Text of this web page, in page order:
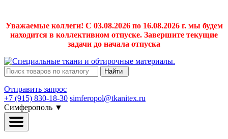
Уважаемые коллеги! С 03.08.2026 по 16.08.2026 г. мы будем
находится в коллективном отпуске. Завершите текущие
задачи до начала отпуска
Найти
Отправить запрос
+7 (915) 830-18-30 simferopol@tkanitex.ru
Симферополь ▼